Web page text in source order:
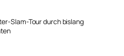
Slam-Tour durch bislang